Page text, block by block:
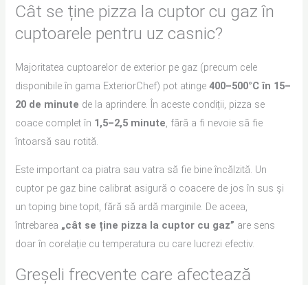
Cât se ține pizza la cuptor cu gaz în
cuptoarele pentru uz casnic?
Majoritatea cuptoarelor de exterior pe gaz (precum cele
disponibile în gama ExteriorChef) pot atinge400–500°C în 15–
20 de minute de la aprindere. În aceste condiții, pizza se
coace complet în 1,5–2,5 minute, fără a fi nevoie să fie
întoarsă sau rotită.
Este important ca piatra sau vatra să fie bine încălzită. Un
cuptor pe gaz bine calibrat asigură o coacere de jos în sus și
un toping bine topit, fără să ardă marginile. De aceea,
întrebarea „cât se ține pizza la cuptor cu gaz” are sens
doar în corelație cu temperatura cu care lucrezi efectiv.
Greșeli frecvente care afectează